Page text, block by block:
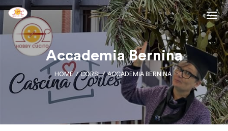
Accademia Bernina
HOME CORSI ACCADEMIA BERNINA